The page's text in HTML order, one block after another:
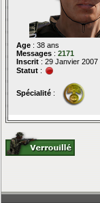
Age : 38 ans
Messages : 2171
Inscrit : 29 Janvier 2007
Statut :
Spécialité :